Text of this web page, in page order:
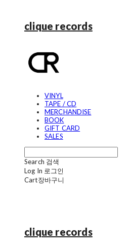
clique records
VINYL
TAPE / CD
MERCHANDISE
BOOK
GIFT CARD
SALES
Search 검색
Log In 로그인
Cart장바구니
clique records